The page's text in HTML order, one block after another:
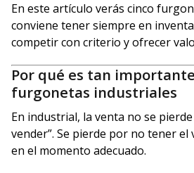
En este artículo verás cinco
conviene tener siempre en
competir con criterio y ofrecer
Por qué es tan
furgonetas industriales
En industrial, la venta no se
vender”. Se pierde por no tener el
en el momento adecuado.